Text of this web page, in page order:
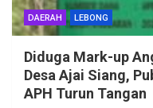
DAERAH LEBONG
Diduga Mark-up
Desa Ajai Siang,
APH Turun Tangan